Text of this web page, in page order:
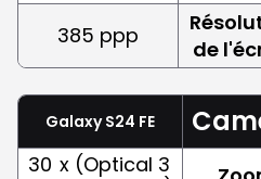
385 ppp
de
Galaxy S24 FE
30 x (Optical 3